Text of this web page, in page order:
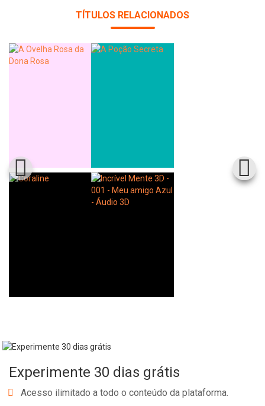
TÍTULOS RELACIONADOS
Experimente 30 dias grátis
Acesso ilimitado a todo o conteúdo da plataforma.